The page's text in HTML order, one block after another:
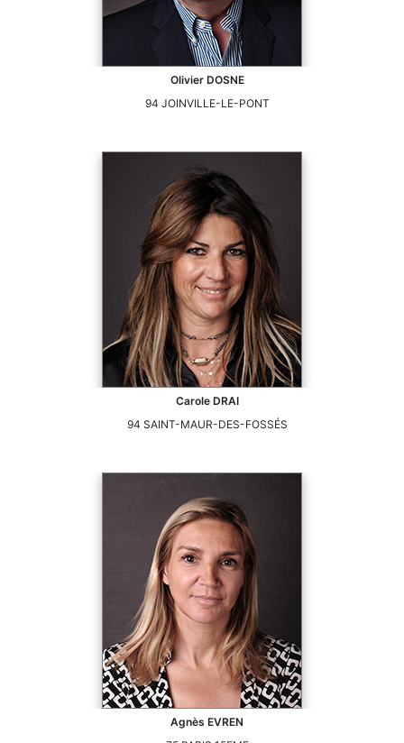
Olivier DOSNE
94 JOINVILLE-LE-PONT
Carole DRAI
94 SAINT-MAUR-DES-FOSSÉS
Agnès EVREN